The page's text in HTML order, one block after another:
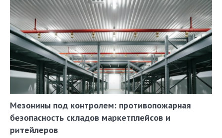
Мезонины под контролем: противопожарная
безопасность складов маркетплейсов и
ритейлеров